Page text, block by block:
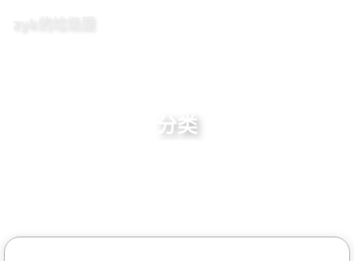
分类